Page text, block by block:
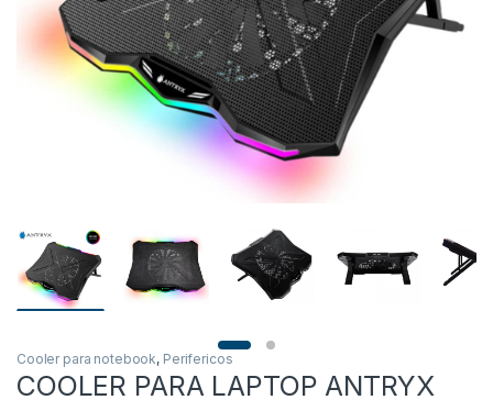
Cooler para notebook, Perifericos
COOLER PARA LAPTOP ANTRYX